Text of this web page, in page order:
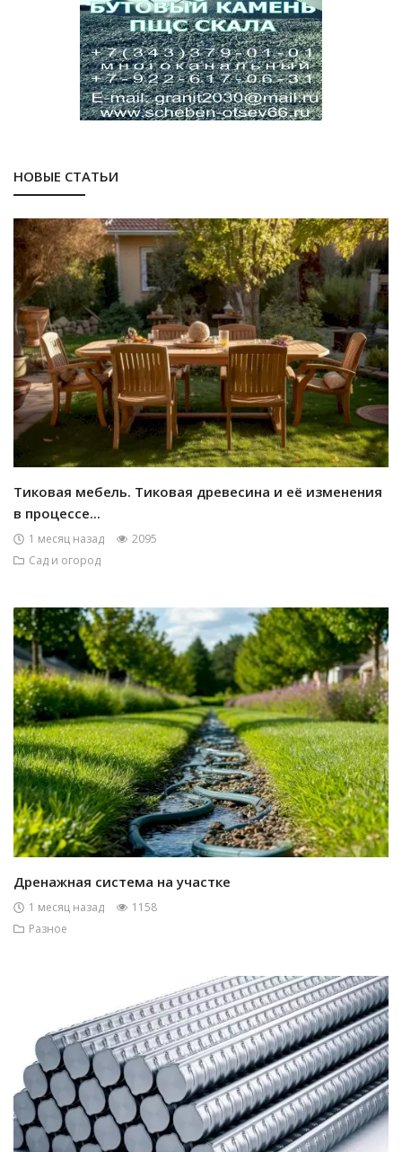
НОВЫЕ СТАТЬИ
Тиковая мебель. Тиковая древесина и её изменения
в процессе...
1 месяц назад
2095
Сад и огород
Дренажная система на участке
1 месяц назад
1158
Разное